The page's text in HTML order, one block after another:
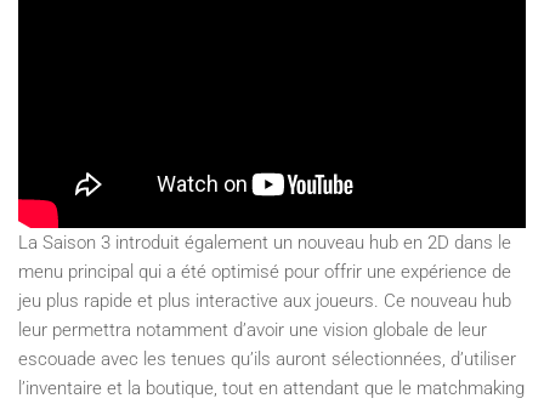
La Saison 3 introduit également un nouveau hub en 2D dans le
menu principal qui a été optimisé pour offrir une expérience de
jeu plus rapide et plus interactive aux joueurs. Ce nouveau hub
leur permettra notamment d’avoir une vision globale de leur
escouade avec les tenues qu’ils auront sélectionnées, d’utiliser
l’inventaire et la boutique, tout en attendant que le matchmaking